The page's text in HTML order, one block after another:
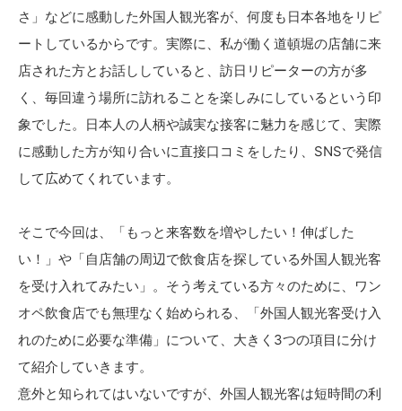
さ」などに感動した外国人観光客が、何度も日本各地をリピ
ートしているからです。実際に、私が働く道頓堀の店舗に来
店された方とお話ししていると、訪日リピーターの方が多
く、毎回違う場所に訪れることを楽しみにしているという印
象でした。日本人の人柄や誠実な接客に魅力を感じて、実際
に感動した方が知り合いに直接口コミをしたり、SNSで発信
して広めてくれています。
そこで今回は、「もっと来客数を増やしたい！伸ばした
い！」や「自店舗の周辺で飲食店を探している外国人観光客
を受け入れてみたい」。そう考えている方々のために、ワン
オペ飲食店でも無理なく始められる、「外国人観光客受け入
れのために必要な準備」について、大きく3つの項目に分け
て紹介していきます。
意外と知られてはいないですが、外国人観光客は短時間の利